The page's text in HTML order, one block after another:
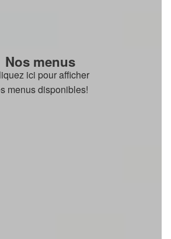
Nos menus
ici pour afficher
menus disponibles!